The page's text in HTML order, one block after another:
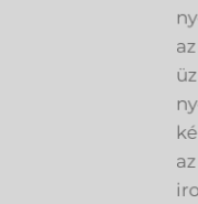
az
az